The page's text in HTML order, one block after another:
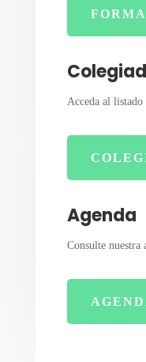
Acceda al
Agenda
Consulte nuestra